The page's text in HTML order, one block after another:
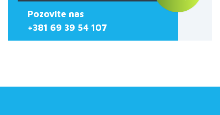
Pozovite nas
+381 69 39 54 107